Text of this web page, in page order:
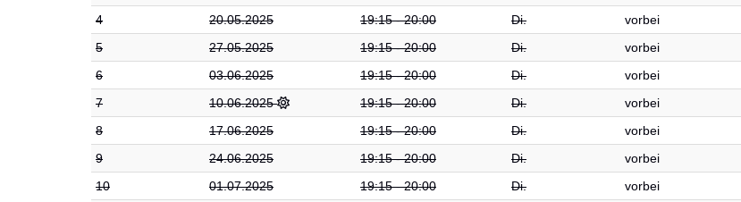
4
20.05.2025 19:15 - 20:00 Di.
vorbei
5
27.05.2025 19:15 - 20:00 Di.
vorbei
6
03.06.2025 19:15 - 20:00 Di.
vorbei
7
10.06.2025 19:15 - 20:00 Di.
vorbei
8
17.06.2025 19:15 - 20:00 Di.
vorbei
9
24.06.2025 19:15 - 20:00 Di.
vorbei
10
01.07.2025 19:15 - 20:00 Di. vorbei